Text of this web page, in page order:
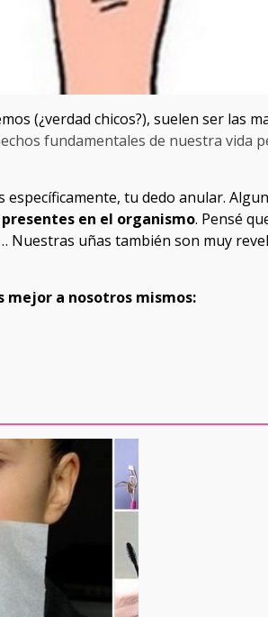
(¿verdad chicos?), suelen ser las
fundamentales de nuestra vida
tu dedo anular.
en el organismo. Pensé
Nuestras uñas también son muy
mejor a nosotros mismos: